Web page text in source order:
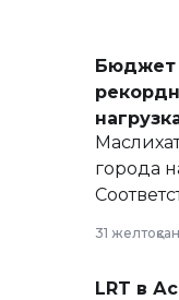
Бюджет
города
сайте
31
LRT в